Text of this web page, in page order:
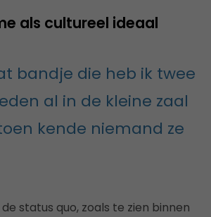
als cultureel ideaal
bandje die heb ik twee
al in de kleine zaal
kende niemand ze
status quo, zoals te zien binnen